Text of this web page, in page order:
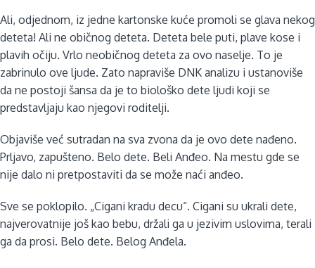
Ali, odjednom, iz jedne kartonske kuće promoli se glava nekog
deteta! Ali ne običnog deteta. Deteta bele puti, plave kose i
plavih očiju. Vrlo neobičnog deteta za ovo naselje. To je
zabrinulo ove ljude. Zato napraviše DNK analizu i ustanoviše
da ne postoji šansa da je to biološko dete ljudi koji se
predstavljaju kao njegovi roditelji.
Objaviše već sutradan na sva zvona da je ovo dete nađeno.
Prljavo, zapušteno. Belo dete. Beli Anđeo. Na mestu gde se
nije dalo ni pretpostaviti da se može naći anđeo.
Sve se poklopilo. „Cigani kradu decu“. Cigani su ukrali dete,
najverovatnije još kao bebu, držali ga u jezivim uslovima, terali
ga da prosi. Belo dete. Belog Anđela.